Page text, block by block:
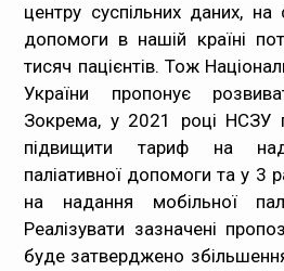
Документи
Контакти
Карта сайта
центру суспільних даних, на
допомоги в нашій країні
тисяч пацієнтів. Тож
України пропонує
Зокрема, у 2021 році НСЗУ
підвищити тариф на
паліативної допомоги та у 3
на надання мобільної
Реалізувати зазначені
буде затверджено